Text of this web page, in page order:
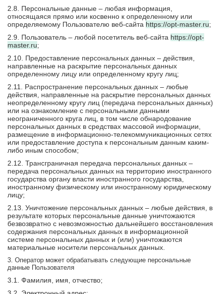
2.8. Персональные данные – любая информация,
относящаяся прямо или косвенно к определенному или
определяемому Пользователю веб-сайта https://opt-master.ru;
2.9. Пользователь – любой посетитель веб-сайта https://opt-
master.ru;
2.10. Предоставление персональных данных – действия,
направленные на раскрытие персональных данных
определенному лицу или определенному кругу лиц;
2.11. Распространение персональных данных – любые
действия, направленные на раскрытие персональных данных
неопределенному кругу лиц (передача персональных данных)
или на ознакомление с персональными данными
неограниченного круга лиц, в том числе обнародование
персональных данных в средствах массовой информации,
размещение в информационно-телекоммуникационных сетях
или предоставление доступа к персональным данным каким-
либо иным способом;
2.12. Трансграничная передача персональных данных –
передача персональных данных на территорию иностранного
государства органу власти иностранного государства,
иностранному физическому или иностранному юридическому
лицу;
2.13. Уничтожение персональных данных – любые действия, в
результате которых персональные данные уничтожаются
безвозвратно с невозможностью дальнейшего восстановления
содержания персональных данных в информационной
системе персональных данных и (или) уничтожаются
материальные носители персональных данных.
3. Оператор может обрабатывать следующие персональные
данные Пользователя
3.1. Фамилия, имя, отчество;